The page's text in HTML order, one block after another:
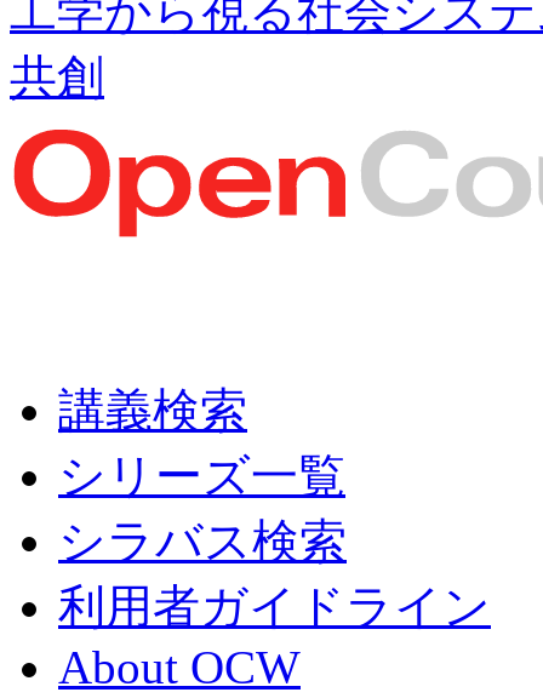
工学から視る社会シス
共創
講義検索
シリーズ一覧
シラバス検索
利用者ガイドライン
About OCW